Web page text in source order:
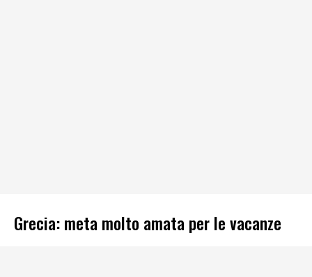
Grecia: meta molto amata per le vacanze